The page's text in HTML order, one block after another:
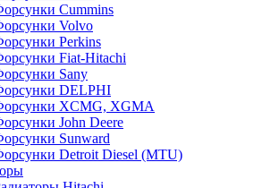
Cummins
Volvo
Perkins
Fiat-Hitachi
Sany
DELPHI
XCMG, XGMA
John Deere
Sunward
Detroit Diesel (MTU)